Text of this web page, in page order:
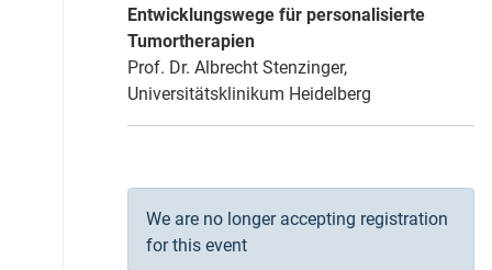
Entwicklungswege für personalisierte
Tumortherapien
Prof. Dr. Albrecht Stenzinger,
Universitätsklinikum Heidelberg
We are no longer accepting registration
for this event